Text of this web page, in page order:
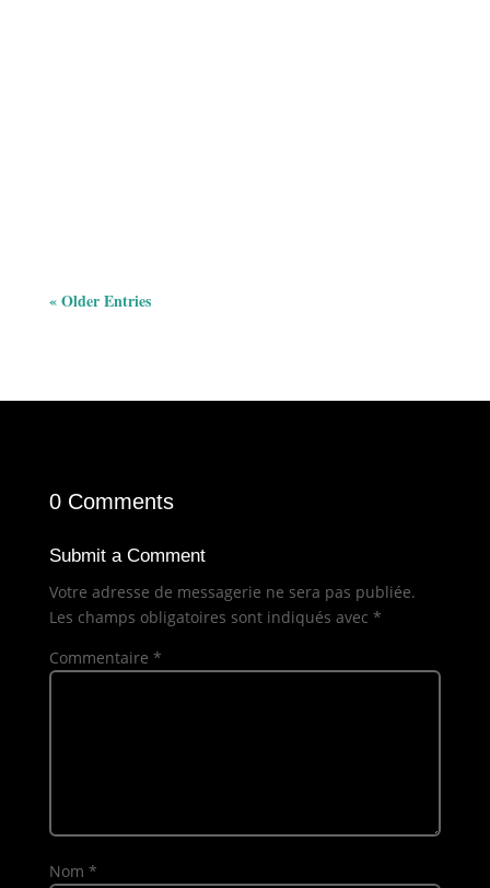
« Older Entries
0 Comments
Submit a Comment
Votre adresse de messagerie ne sera pas publiée.
Les champs obligatoires sont indiqués avec *
Commentaire *
Nom *